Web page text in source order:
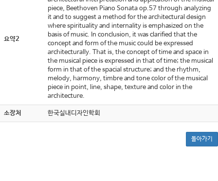
요약2
piece, Beethoven Piano Sonata op.57 through analyzing
it and to suggest a method for the architectural design
where spirituality and internality is emphasized on the
basis of music. In conclusion, it was clarified that the
concept and form of the music could be expressed
architecturally. That is, the concept of time and space in
the musical piece is expressed in that of time; the musical
form in that of the spacial structure; and the rhythm,
melody, harmony, timbre and tone color of the musical
piece in point, line, shape, texture and color in the
architecture.
소장처 한국실내디자인학회